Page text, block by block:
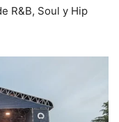
R&B, Soul y Hip